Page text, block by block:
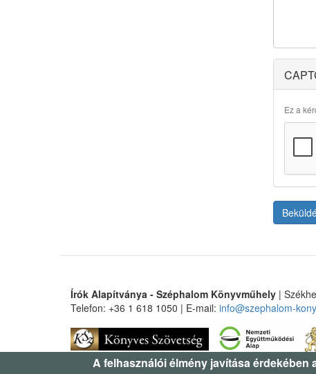
Ez a
Írók Alapítványa - Széphalom Könyvműhely |
Telefon: +36 1 618 1050 | E-mail: info@szephalom-
A felhasználói élmény javítása